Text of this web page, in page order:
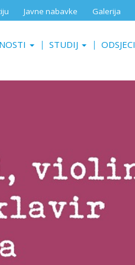
Javne nabavke Galerija
STUDIJ ODSJECI